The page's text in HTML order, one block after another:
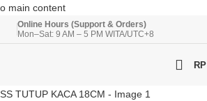
main content
Online Hours (Support & Orders)
Mon–Sat: 9 AM – 5 PM WITA/UTC+8
RP